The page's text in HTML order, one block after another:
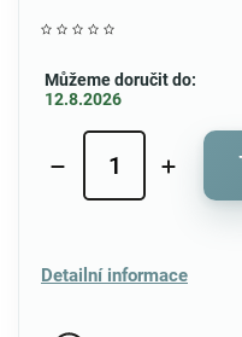
Můžeme doručit do:
12.8.2026
Detailní informace